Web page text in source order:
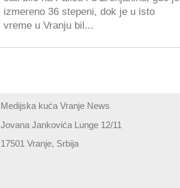
izmereno 36 stepeni, dok je u isto
vreme u Vranju bil...
Medijska kuća Vranje News
Jovana Jankovića Lunge 12/11
17501 Vranje, Srbija